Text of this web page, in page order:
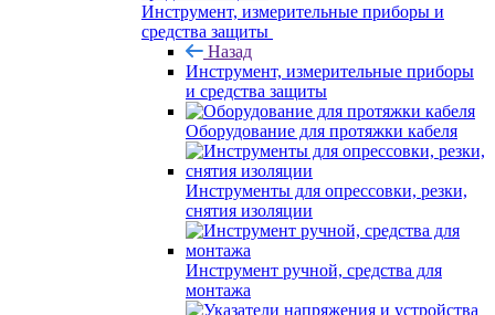
Инструмент, измерительные приборы и
средства защиты
Назад
Инструмент, измерительные приборы
и средства защиты
Оборудование для протяжки кабеля
Инструменты для опрессовки, резки,
снятия изоляции
Инструмент ручной, средства для
монтажа